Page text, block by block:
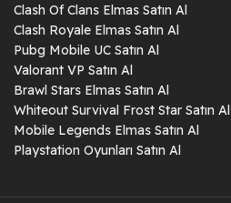
Clash Of Clans Elmas Satın Al
Clash Royale Elmas Satın Al
Pubg Mobile UC Satın Al
Valorant VP Satın Al
Brawl Stars Elmas Satın Al
Whiteout Survival Frost Star Satın Al
Mobile Legends Elmas Satın Al
Playstation Oyunları Satın Al